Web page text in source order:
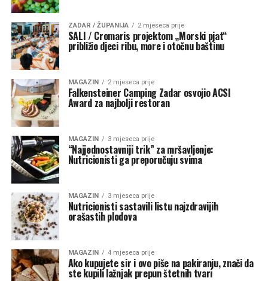
ZADAR / ŽUPANIJA 2 mjeseca prije
SALI / Cromaris projektom „Morski pjat“
približio djeci ribu, more i otočnu baštinu
MAGAZIN 2 mjeseca prije
Falkensteiner Camping Zadar osvojio ACSI
Award za najbolji restoran
MAGAZIN 3 mjeseca prije
“Najjednostavniji trik” za mršavljenje:
Nutricionisti ga preporučuju svima
MAGAZIN 3 mjeseca prije
Nutricionisti sastavili listu najzdravijih
orašastih plodova
MAGAZIN 4 mjeseca prije
Ako kupujete sir i ovo piše na pakiranju, znači da
ste kupili lažnjak prepun štetnih tvari